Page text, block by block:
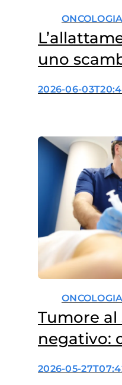
ONCOLOGIA
uno
2026-06-
ONCOLOGIA
Tumore
negativo:
su misura
2026-05-